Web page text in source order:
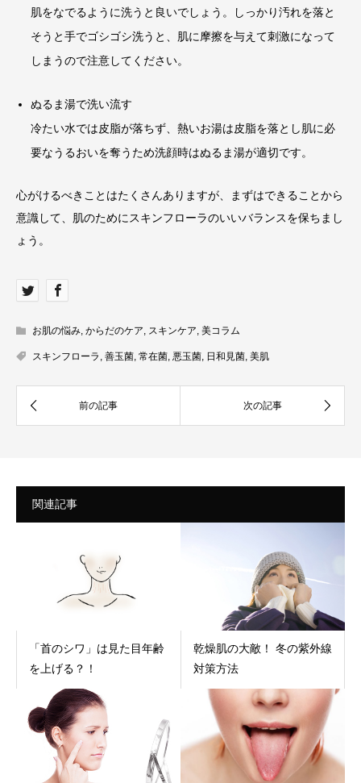
肌をなでるように洗うと良いでしょう。しっかり汚れを落と
そうと手でゴシゴシ洗うと、肌に摩擦を与えて刺激になって
しまうので注意してください。
ぬるま湯で洗い流す
冷たい水では皮脂が落ちず、熱いお湯は皮脂を落とし肌に必
要なうるおいを奪うため洗顔時はぬるま湯が適切です。
心がけるべきことはたくさんありますが、まずはできることから
意識して、肌のためにスキンフローラのいいバランスを保ちまし
ょう。
お肌の悩み からだのケア スキンケア 美コラム
スキンフローラ 善玉菌 常在菌 悪玉菌 日和見菌 美肌
関連記事
「首のシワ」は見た目年齢
を上げる？！
乾燥肌の大敵！ 冬の紫外線
対策方法